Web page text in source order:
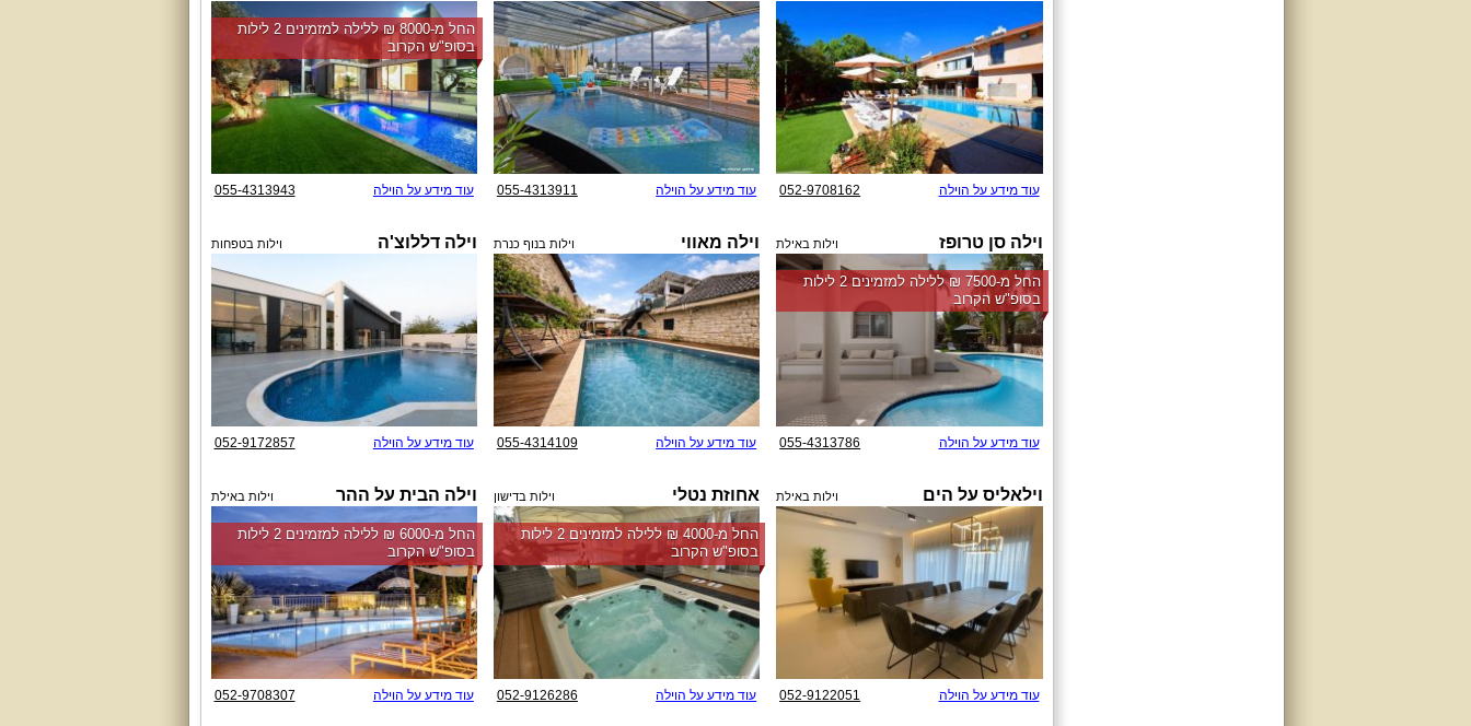
עוד מידע על הוילה 052-9708162 עוד מידע על הוילה 055-4313911
החל מ-‏8000 ₪ ללילה למזמינים 2 לילות
בסופ"ש הקרוב
עוד מידע על הוילה 055-4313943
וילה סן טרופז וילות באילת
החל מ-‏7500 ₪ ללילה למזמינים 2 לילות
בסופ"ש הקרוב
עוד מידע על הוילה 055-4313786
וילה מאווי וילות בנוף כנרת
עוד מידע על הוילה 055-4314109
וילה דללוצ'ה וילות בטפחות
עוד מידע על הוילה 052-9172857
וילאליס על הים וילות באילת
עוד מידע על הוילה 052-9122051
אחוזת נטלי וילות בדישון
החל מ-‏4000 ₪ ללילה למזמינים 2 לילות
בסופ"ש הקרוב
עוד מידע על הוילה 052-9126286
וילה הבית על ההר וילות באילת
החל מ-‏6000 ₪ ללילה למזמינים 2 לילות
בסופ"ש הקרוב
עוד מידע על הוילה 052-9708307